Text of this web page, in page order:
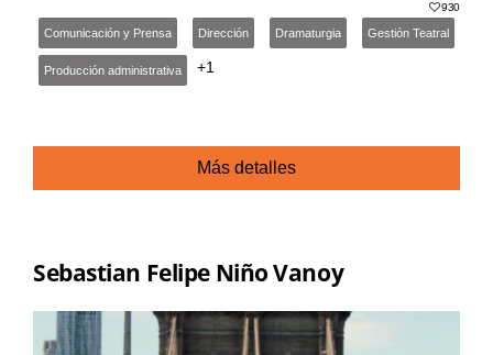
930
Comunicación y Prensa Dirección Dramaturgia Gestión Teatral
Producción administrativa +1
Más detalles
Sebastian Felipe Niño Vanoy